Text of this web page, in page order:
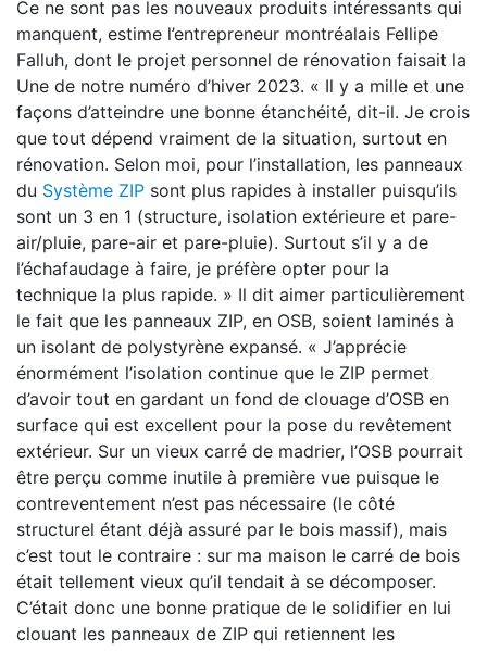
Ce ne sont pas les nouveaux produits intéressants qui
manquent, estime l’entrepreneur montréalais Fellipe
Falluh, dont le projet personnel de rénovation faisait la
Une de notre numéro d’hiver 2023. « Il y a mille et une
façons d’atteindre une bonne étanchéité, dit-il. Je crois
que tout dépend vraiment de la situation, surtout en
rénovation. Selon moi, pour l’installation, les panneaux
du Système ZIP sont plus rapides à installer puisqu’ils
sont un 3 en 1 (structure, isolation extérieure et pare-
air/pluie, pare-air et pare-pluie). Surtout s’il y a de
l’échafaudage à faire, je préfère opter pour la
technique la plus rapide. » Il dit aimer particulièrement
le fait que les panneaux ZIP, en OSB, soient laminés à
un isolant de polystyrène expansé. « J’apprécie
énormément l’isolation continue que le ZIP permet
d’avoir tout en gardant un fond de clouage d’OSB en
surface qui est excellent pour la pose du revêtement
extérieur. Sur un vieux carré de madrier, l’OSB pourrait
être perçu comme inutile à première vue puisque le
contreventement n’est pas nécessaire (le côté
structurel étant déjà assuré par le bois massif), mais
c’est tout le contraire : sur ma maison le carré de bois
était tellement vieux qu’il tendait à se décomposer.
C’était donc une bonne pratique de le solidifier en lui
clouant les panneaux de ZIP qui retiennent les